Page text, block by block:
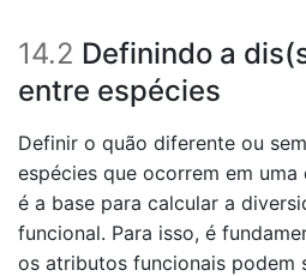
14.2 Definindo a
entre espécies
Definir o quão diferente ou
espécies que ocorrem em
é a base para calcular a
funcional. Para isso, é
os atributos funcionais podem